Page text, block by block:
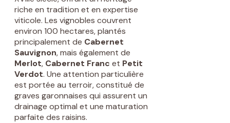
riche en tradition et en expertise
viticole. Les vignobles couvrent
environ 100 hectares, plantés
principalement de Cabernet
Sauvignon, mais également de
Merlot, Cabernet Franc et Petit
Verdot. Une attention particulière
est portée au terroir, constitué de
graves garonnaises qui assurent un
drainage optimal et une maturation
parfaite des raisins.